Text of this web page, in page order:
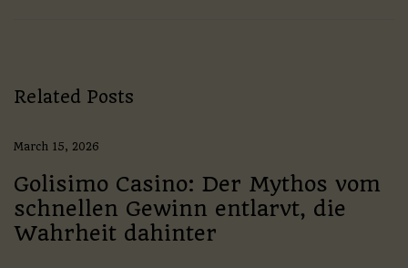
χ
τ
ν
Π
α
ρ
Related Posts
March 15, 2026
Golisimo Casino: Der Mythos vom
schnellen Gewinn entlarvt, die
Wahrheit dahinter